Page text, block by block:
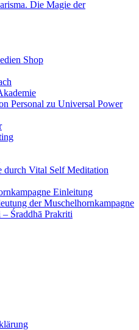
Die Magie der
Shop
Personal zu Universal Power
durch Vital Self Meditation
Einleitung
der Muschelhornkampagne
Śraddhā Prakriti